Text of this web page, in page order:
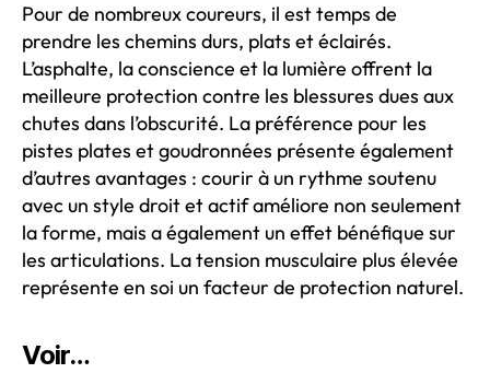
Pour de nombreux coureurs, il est temps de
prendre les chemins durs, plats et éclairés.
L’asphalte, la conscience et la lumière offrent la
meilleure protection contre les blessures dues aux
chutes dans l’obscurité. La préférence pour les
pistes plates et goudronnées présente également
d’autres avantages : courir à un rythme soutenu
avec un style droit et actif améliore non seulement
la forme, mais a également un effet bénéfique sur
les articulations. La tension musculaire plus élevée
représente en soi un facteur de protection naturel.
Voir…